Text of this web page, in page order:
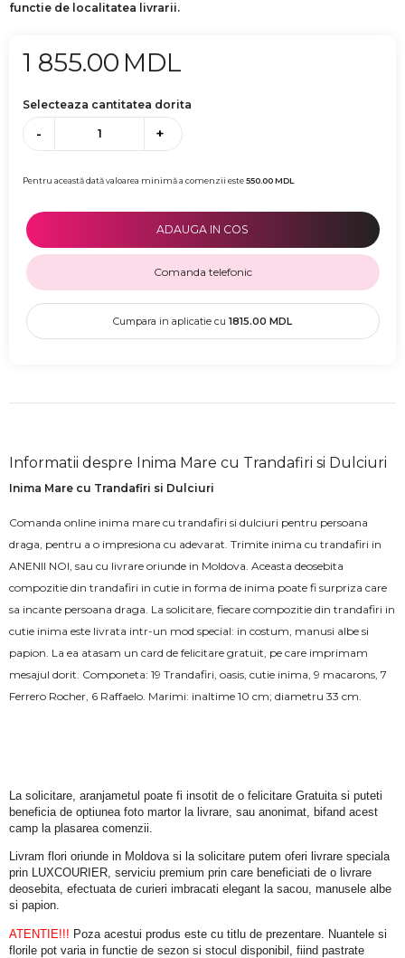
functie de localitatea livrarii.
1 855.00 MDL
Selecteaza cantitatea dorita
- +
Pentru această dată valoarea minimă a comenzii este550.00MDL
ADAUGA IN COS
Comanda telefonic
Cumpara in aplicatie cu 1815.00 MDL
Informatii despre Inima Mare cu Trandafiri si Dulciuri
Inima Mare cu Trandafiri si Dulciuri
Comanda online inima mare cu trandafiri si dulciuri pentru persoana
draga, pentru a o impresiona cu adevarat. Trimite inima cu trandafiri in
ANENII NOI, sau cu livrare oriunde in Moldova. Aceasta deosebita
compozitie din trandafiri in cutie in forma de inima poate fi surpriza care
sa incante persoana draga. La solicitare, fiecare compozitie din trandafiri in
cutie inima este livrata intr-un mod special: in costum, manusi albe si
papion. La ea atasam un card de felicitare gratuit, pe care imprimam
mesajul dorit. Componeta: 19 Trandafiri, oasis, cutie inima, 9 macarons, 7
Ferrero Rocher, 6 Raffaelo. Marimi: inaltime 10 cm; diametru 33 cm.
La solicitare, aranjametul poate fi insotit de o felicitare Gratuita si puteti
beneficia de optiunea foto martor la livrare, sau anonimat, bifand acest
camp la plasarea comenzii.
Livram flori oriunde in Moldova si la solicitare putem oferi livrare speciala
prin LUXCOURIER, serviciu premium prin care beneficiati de o livrare
deosebita, efectuata de curieri imbracati elegant la sacou, manusele albe
si papion.
ATENTIE!!! Poza acestui produs este cu titlu de prezentare. Nuantele si
florile pot varia in functie de sezon si stocul disponibil, fiind pastrate